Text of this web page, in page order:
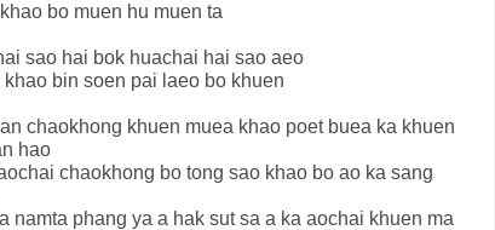
bo muen hu muen ta
sao hai bok huachai hai sao aeo
bin soen pai laeo bo khuen
chaokhong khuen muea khao poet buea ka khuen
hao
chaokhong bo tong sao khao bo ao ka sang
namta phang ya a hak sut sa a ka aochai khuen ma